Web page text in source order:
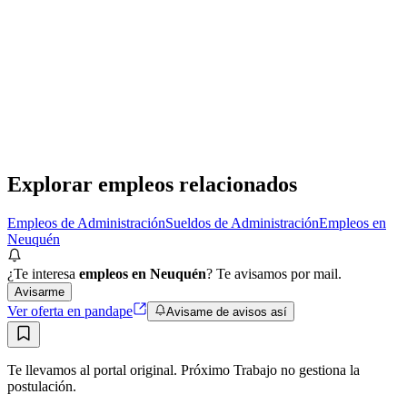
Explorar empleos relacionados
Empleos de AdministraciónSueldos de AdministraciónEmpleos en
Neuquén
¿Te interesa empleos en Neuquén? Te avisamos por mail.
Avisarme
Ver oferta en pandape Avisame de avisos así
Te llevamos al portal original. Próximo Trabajo no gestiona la
postulación.